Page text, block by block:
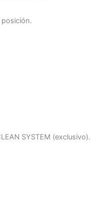
SYSTEM (exclusivo).